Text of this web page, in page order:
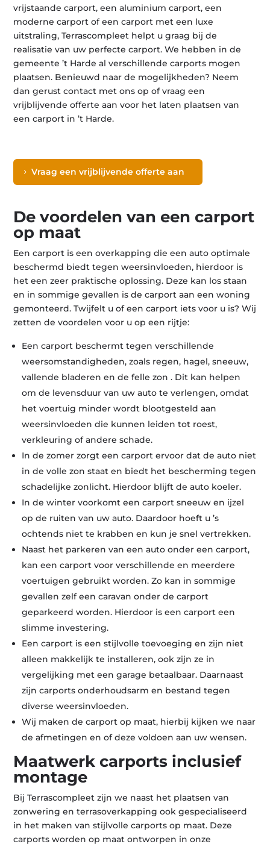
vrijstaande carport, een aluminium carport, een
moderne carport of een carport met een luxe
uitstraling, Terrascompleet helpt u graag bij de
realisatie van uw perfecte carport. We hebben in de
gemeente ’t Harde al verschillende carports mogen
plaatsen. Benieuwd naar de mogelijkheden? Neem
dan gerust contact met ons op of vraag een
vrijblijvende offerte aan voor het laten plaatsen van
een carport in ’t Harde.
Vraag een vrijblijvende offerte aan
De voordelen van een carport
op maat
Een carport is een overkapping die een auto optimale
beschermd biedt tegen weersinvloeden, hierdoor is
het een zeer praktische oplossing. Deze kan los staan
en in sommige gevallen is de carport aan een woning
gemonteerd. Twijfelt u of een carport iets voor u is? Wij
zetten de voordelen voor u op een rijtje:
Een carport beschermt tegen verschillende
weersomstandigheden, zoals regen, hagel, sneeuw,
vallende bladeren en de felle zon . Dit kan helpen
om de levensduur van uw auto te verlengen, omdat
het voertuig minder wordt blootgesteld aan
weersinvloeden die kunnen leiden tot roest,
verkleuring of andere schade.
In de zomer zorgt een carport ervoor dat de auto niet
in de volle zon staat en biedt het bescherming tegen
schadelijke zonlicht. Hierdoor blijft de auto koeler.
In de winter voorkomt een carport sneeuw en ijzel
op de ruiten van uw auto. Daardoor hoeft u ’s
ochtends niet te krabben en kun je snel vertrekken.
Naast het parkeren van een auto onder een carport,
kan een carport voor verschillende en meerdere
voertuigen gebruikt worden. Zo kan in sommige
gevallen zelf een caravan onder de carport
geparkeerd worden. Hierdoor is een carport een
slimme investering.
Een carport is een stijlvolle toevoeging en zijn niet
alleen makkelijk te installeren, ook zijn ze in
vergelijking met een garage betaalbaar. Daarnaast
zijn carports onderhoudsarm en bestand tegen
diverse weersinvloeden.
Wij maken de carport op maat, hierbij kijken we naar
de afmetingen en of deze voldoen aan uw wensen.
Maatwerk carports inclusief
montage
Bij Terrascompleet zijn we naast het plaatsen van
zonwering en terrasoverkapping ook gespecialiseerd
in het maken van stijlvolle carports op maat. Deze
carports worden op maat ontworpen in onze